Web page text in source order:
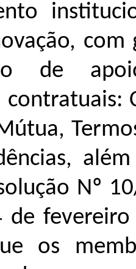
com
de
Nº
de
os